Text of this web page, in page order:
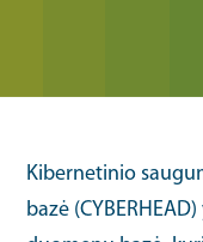
Kibernetinio
bazė